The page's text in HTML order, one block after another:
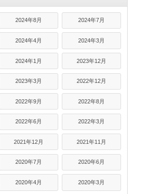
2024年8月 2024年7月
2024年4月 2024年3月
2024年1月 2023年12月
2023年3月 2022年12月
2022年9月 2022年8月
2022年6月 2022年3月
2021年12月 2021年11月
2020年7月 2020年6月
2020年4月 2020年3月